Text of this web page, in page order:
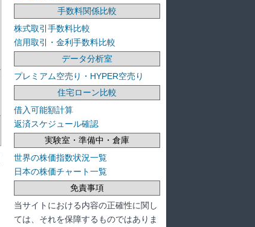
手数料関係比較
株式取引手数料比較
信用取引・金利手数料比較
データ分析室
プレミアム空売り・HYPER空売り
住宅ローン比較
借入可能額計算
返済スケジュール確認
実験室・準備中・倉庫
世界の株価指数状況一覧
日本の株価チャート一覧
免責事項
当サイトにおける内容の正確性に関し
ては、それを保障するものではありま